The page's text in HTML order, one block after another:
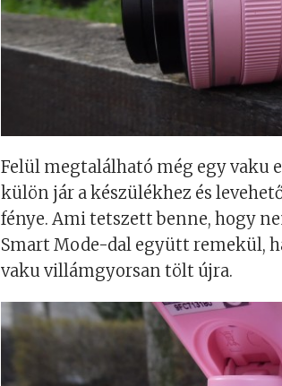
Felül megtalálható még egy vaku
külön jár a készülékhez és
fénye. Ami tetszett benne, hogy
Smart Mode-dal együtt remekül,
vaku villámgyorsan tölt újra.